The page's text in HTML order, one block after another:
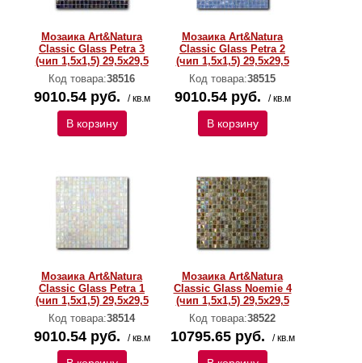
Мозаика Art&Natura
Classic Glass Petra 3
(чип 1,5х1,5) 29,5x29,5
Код товара:38516
9010.54 руб. / кв.м
В корзину
Мозаика Art&Natura
Classic Glass Petra 2
(чип 1,5х1,5) 29,5x29,5
Код товара:38515
9010.54 руб. / кв.м
В корзину
Мозаика Art&Natura
Classic Glass Petra 1
(чип 1,5х1,5) 29,5x29,5
Код товара:38514
9010.54 руб. / кв.м
Мозаика Art&Natura
Classic Glass Noemie 4
(чип 1,5х1,5) 29,5x29,5
Код товара:38522
10795.65 руб. / кв.м